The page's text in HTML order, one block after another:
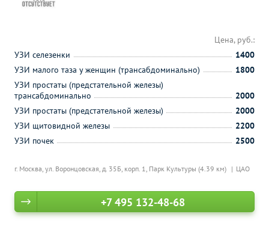
г. Москва, ул. Воронцовская, д. 35Б, корп. 1, Парк Культуры (4.39 км) ЦАО
Цена, руб.:
УЗИ селезенки
1400
УЗИ малого таза у женщин (трансабдоминально)
1800
УЗИ простаты (предстательной железы)
трансабдоминально
2000
УЗИ простаты (предстательной железы)
2000
УЗИ щитовидной железы
2200
УЗИ почек
2500
+7 495 132-48-68